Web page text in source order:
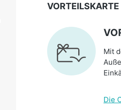
VORTEILSKARTE
Mit
Die